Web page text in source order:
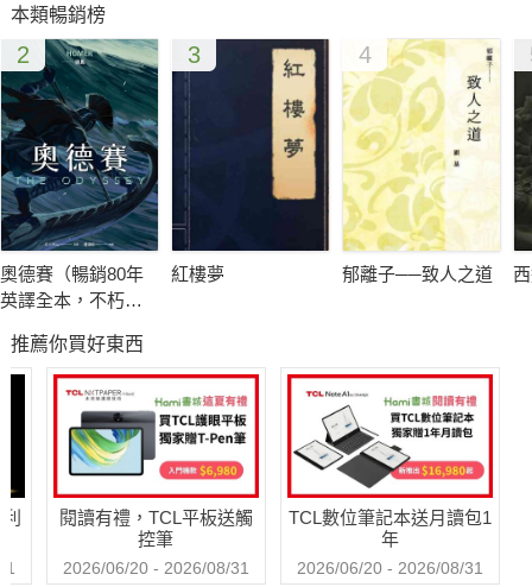
本類暢銷榜
2
奧德賽（暢銷80年
英譯全本，不朽中
3
紅樓夢
4
郁離子──致人之道
推薦你買好東西
閱讀有禮，TCL平板送觸
控筆
2026/06/20 - 2026/08/31
TCL數位筆記本送月讀包1
年
2026/06/20 - 2026/08/31